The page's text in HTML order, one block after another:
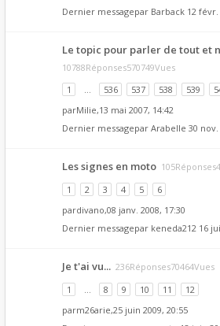
Dernier messagepar Barback 12 févr.
Le topic pour parler de tout et
10788Réponses570749Vues
1
… 536 537 538 539
parMilie,13 mai 2007, 14:42
Dernier messagepar Arabelle 30 nov.
Les signes en moto
1
2 3 4 5
6
pardivano,08 janv. 2008, 17:30
Dernier messagepar keneda212 16
Je t'ai vu... 236Réponses70464Vues
1
… 8 9 10 11
12
parm26arie,25 juin 2009, 20:55